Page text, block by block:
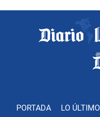
PORTADA LO ÚLTIMO